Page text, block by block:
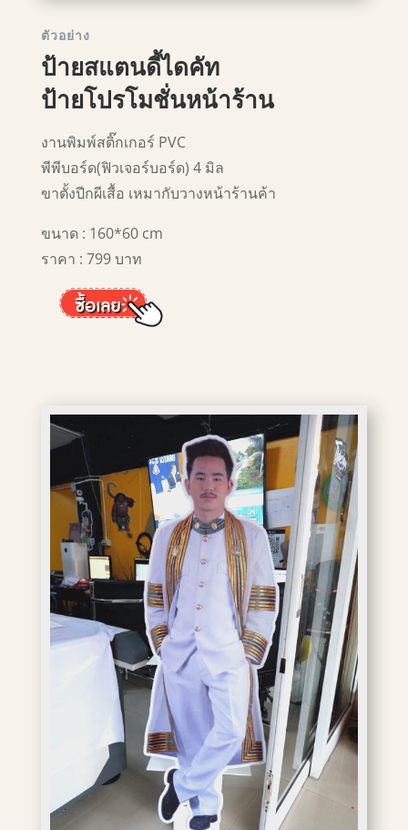
ตัวอย่าง
ป้ายสแตนดี้ไดคัท
ป้ายโปรโมชั่นหน้าร้าน
งานพิมพ์สติ๊กเกอร์ PVC
พีพีบอร์ด(ฟิวเจอร์บอร์ด) 4 มิล
ขาตั้งปีกผีเสื้อ เหมากับวางหน้าร้านค้า
ขนาด : 160*60 cm
ราคา : 799 บาท